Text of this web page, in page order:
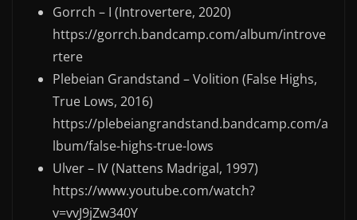
Gorrch – I (Introvertere, 2020)
https://gorrch.bandcamp.com/album/introve
rtere
Plebeian Grandstand – Volition (False Highs,
True Lows, 2016)
https://plebeiangrandstand.bandcamp.com/a
lbum/false-highs-true-lows
Ulver – IV (Nattens Madrigal, 1997)
https://www.youtube.com/watch?
v=vvJ9jZw340Y